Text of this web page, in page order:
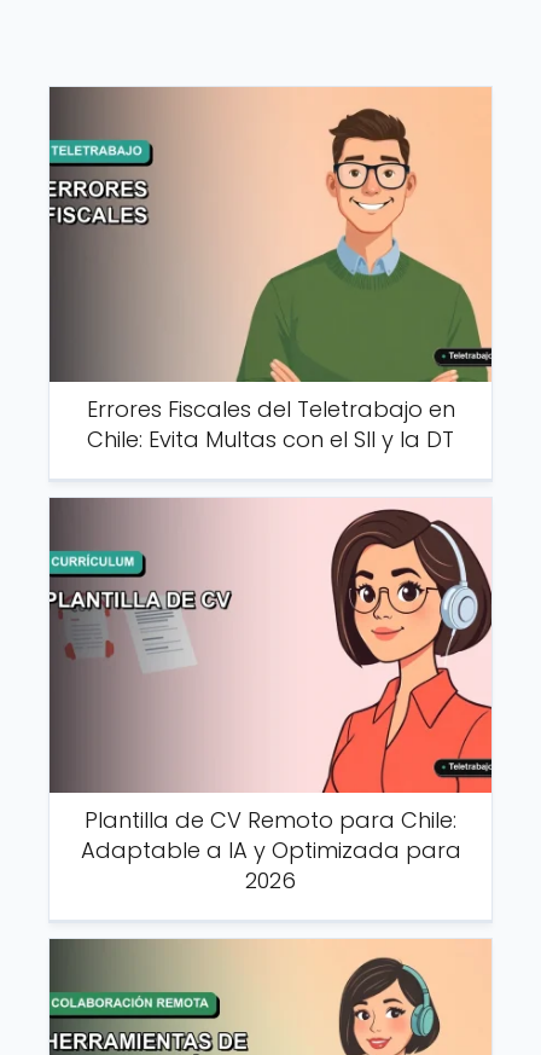
Errores Fiscales del Teletrabajo en
Chile: Evita Multas con el SII y la DT
Plantilla de CV Remoto para Chile:
Adaptable a IA y Optimizada para
2026